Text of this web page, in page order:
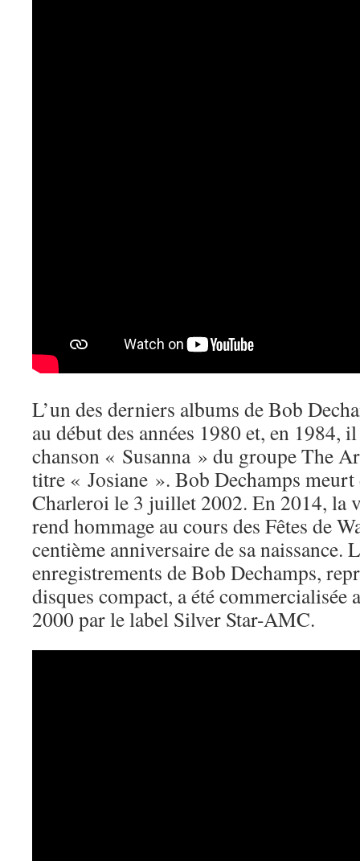
L’un des derniers albums de Bob
au début des années 1980 et, en 1984,
chanson « Susanna » du groupe The
titre « Josiane ». Bob Dechamps meurt
Charleroi le 3 juillet 2002. En 2014, la
rend hommage au cours des Fêtes de
centième anniversaire de sa naissance.
enregistrements de Bob Dechamps,
disques compact, a été commercialisée
2000 par le label Silver Star-AMC.